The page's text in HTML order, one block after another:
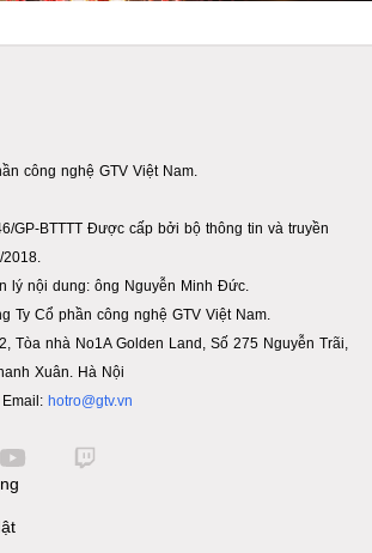
công nghệ GTV Việt Nam.
GP-BTTTT Được cấp bởi bộ thông tin và truyền
2018.
lý nội dung: ông Nguyễn Minh Đức.
Ty Cổ phần công nghệ GTV Việt Nam.
Tòa nhà No1A Golden Land, Số 275 Nguyễn Trãi,
Xuân. Hà Nội
hotro@gtv.vn